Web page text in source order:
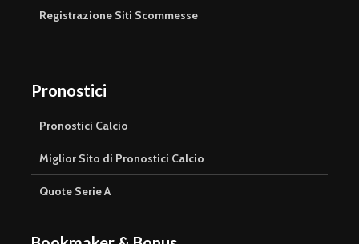
Registrazione Siti Scommesse
Pronostici
Pronostici Calcio
Miglior Sito di Pronostici Calcio
Quote Serie A